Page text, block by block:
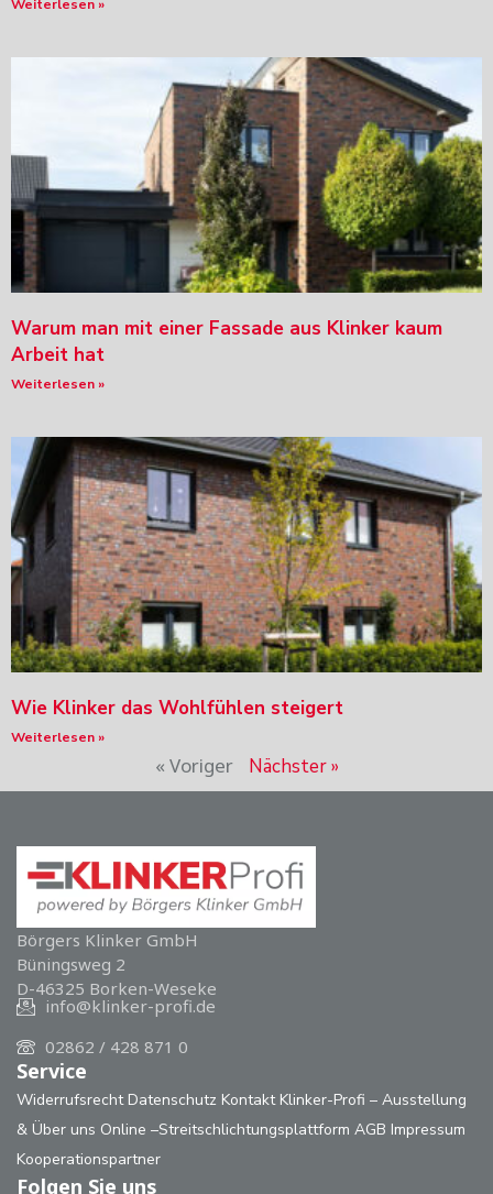
Weiterlesen »
Warum man mit einer Fassade aus Klinker kaum
Arbeit hat
Weiterlesen »
Wie Klinker das Wohlfühlen steigert
Weiterlesen »
« Voriger Nächster »
Börgers Klinker GmbH
Büningsweg 2
D-46325 Borken-Weseke
info@klinker-profi.de
02862 / 428 871 0
Service
Widerrufsrecht Datenschutz Kontakt Klinker-Profi – Ausstellung
& Über uns Online –Streitschlichtungsplattform AGB Impressum
Kooperationspartner
Folgen Sie uns